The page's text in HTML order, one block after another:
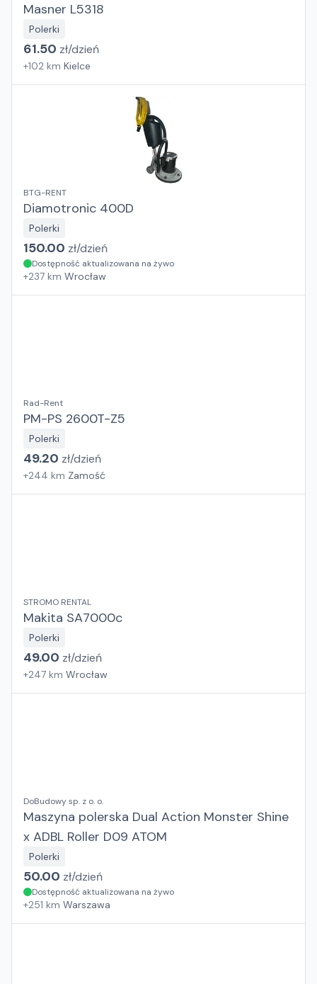
Masner L5318
Polerki
61.50 zł/dzień
+102 km Kielce
BTG-RENT
Diamotronic 400D
Polerki
150.00 zł/dzień
Dostępność aktualizowana na żywo
+237 km Wrocław
Rad-Rent
PM-PS 2600T-Z5
Polerki
49.20 zł/dzień
+244 km Zamość
STROMO RENTAL
Makita SA7000c
Polerki
49.00 zł/dzień
+247 km Wrocław
DoBudowy sp. z o. o.
Maszyna polerska Dual Action Monster Shine
x ADBL Roller D09 ATOM
Polerki
50.00 zł/dzień
Dostępność aktualizowana na żywo
+251 km Warszawa